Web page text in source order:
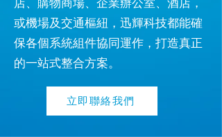
或機場及交通樞紐，迅輝科技都能確
保各個系統組件協同運作，打造真正
的一站式整合方案。
立即聯絡我們